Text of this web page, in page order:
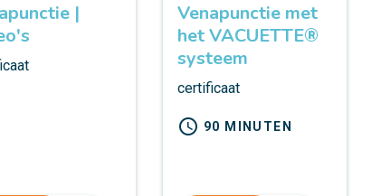
|
Venapunctie met
het VACUETTE®
systeem
certificaat
schedule 90 MINUTEN